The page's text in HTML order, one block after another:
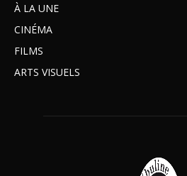
À LA UNE
CINÉMA
FILMS
ARTS VISUELS